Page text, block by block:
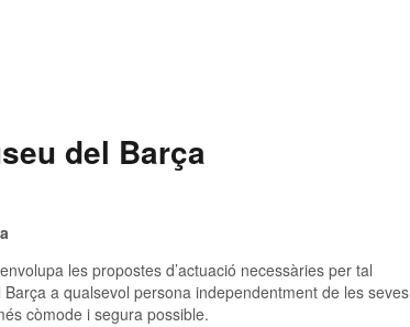
del Barça
les propostes d’actuació necessàries per tal
a qualsevol persona independentment de les seves
còmode i segura possible.